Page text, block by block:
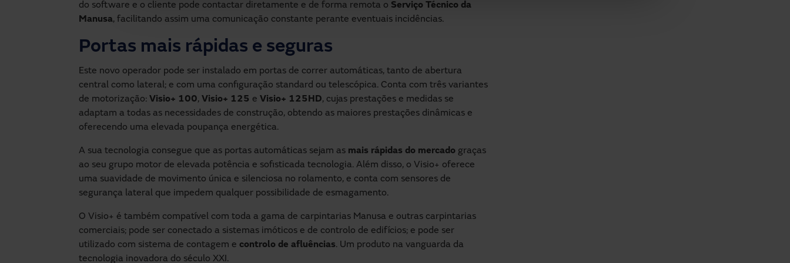
do software e o cliente pode contactar diretamente e de forma remota o Serviço Técnico da
Manusa, facilitando assim uma comunicação constante perante eventuais incidências.
Portas mais rápidas e seguras
Este novo operador pode ser instalado em portas de correr automáticas, tanto de abertura
central como lateral; e com uma configuração standard ou telescópica. Conta com três variantes
de motorização: Visio+ 100, Visio+ 125 e Visio+ 125HD, cujas prestações e medidas se
adaptam a todas as necessidades de construção, obtendo as maiores prestações dinâmicas e
oferecendo uma elevada poupança energética.
A sua tecnologia consegue que as portas automáticas sejam as mais rápidas do mercado graças
ao seu grupo motor de elevada potência e sofisticada tecnologia. Além disso, o Visio+ oferece
uma suavidade de movimento única e silenciosa no rolamento, e conta com sensores de
segurança lateral que impedem qualquer possibilidade de esmagamento.
O Visio+ é também compatível com toda a gama de carpintarias Manusa e outras carpintarias
comerciais; pode ser conectado a sistemas imóticos e de controlo de edifícios; e pode ser
utilizado com sistema de contagem e controlo de afluências. Um produto na vanguarda da
tecnologia inovadora do século XXI.